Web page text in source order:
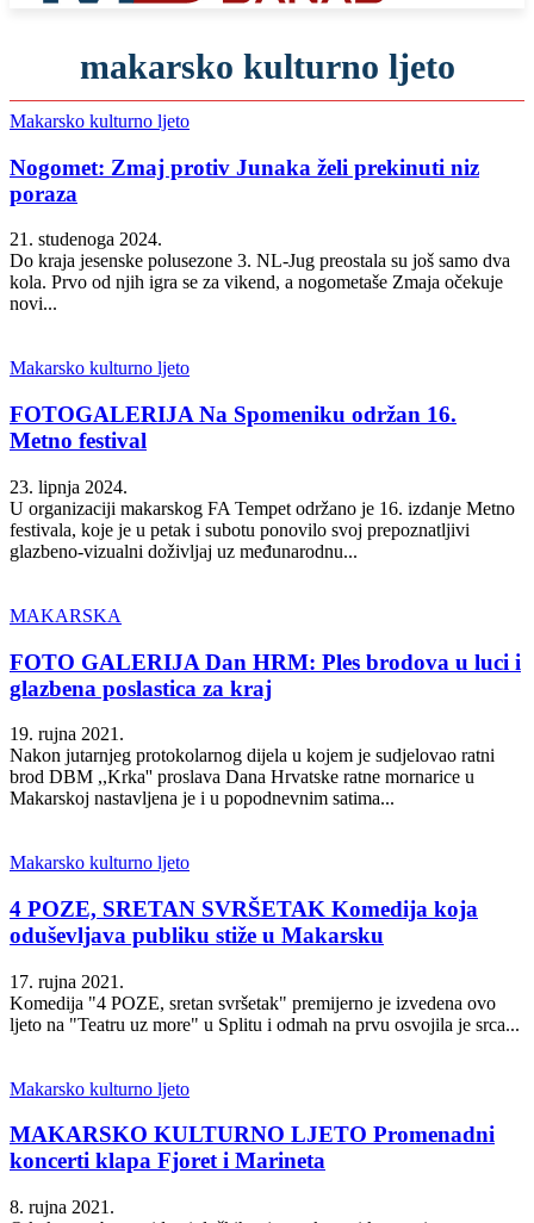
makarsko kulturno ljeto
Makarsko kulturno ljeto
Nogomet: Zmaj protiv Junaka želi prekinuti niz
poraza
21. studenoga 2024.
Do kraja jesenske polusezone 3. NL-Jug preostala su još samo dva
kola. Prvo od njih igra se za vikend, a nogometaše Zmaja očekuje
novi...
Makarsko kulturno ljeto
FOTOGALERIJA Na Spomeniku održan 16.
Metno festival
23. lipnja 2024.
U organizaciji makarskog FA Tempet održano je 16. izdanje Metno
festivala, koje je u petak i subotu ponovilo svoj prepoznatljivi
glazbeno-vizualni doživljaj uz međunarodnu...
MAKARSKA
FOTO GALERIJA Dan HRM: Ples brodova u luci i
glazbena poslastica za kraj
19. rujna 2021.
Nakon jutarnjeg protokolarnog dijela u kojem je sudjelovao ratni
brod DBM ,,Krka'' proslava Dana Hrvatske ratne mornarice u
Makarskoj nastavljena je i u popodnevnim satima...
Makarsko kulturno ljeto
4 POZE, SRETAN SVRŠETAK Komedija koja
oduševljava publiku stiže u Makarsku
17. rujna 2021.
Komedija "4 POZE, sretan svršetak" premijerno je izvedena ovo
ljeto na "Teatru uz more" u Splitu i odmah na prvu osvojila je srca...
Makarsko kulturno ljeto
MAKARSKO KULTURNO LJETO Promenadni
koncerti klapa Fjoret i Marineta
8. rujna 2021.